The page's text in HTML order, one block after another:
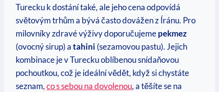
Turecku k dostání také, ale jeho cena odpovídá
světovým trhům a bývá často dovážen z Íránu. Pro
milovníky zdravé výživy doporučujemepekmez
(ovocný sirup) atahini (sezamovou pastu). Jejich
kombinace je v Turecku oblíbenou snídaňovou
pochoutkou, což je ideální vědět, když si chystáte
seznam,co s sebou na dovolenou, a těšíte se na